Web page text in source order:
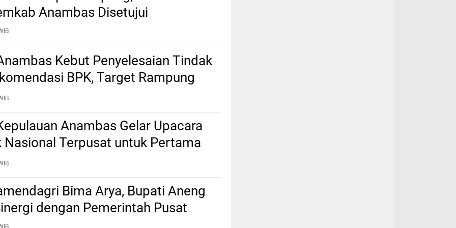
Anambas Disetujui
Kebut Penyelesaian Tindak
BPK, Target Rampung
Agustus
Anambas Gelar Upacara
Nasional Terpusat untuk Pertama
Bima Arya, Bupati Aneng
dengan Pemerintah Pusat